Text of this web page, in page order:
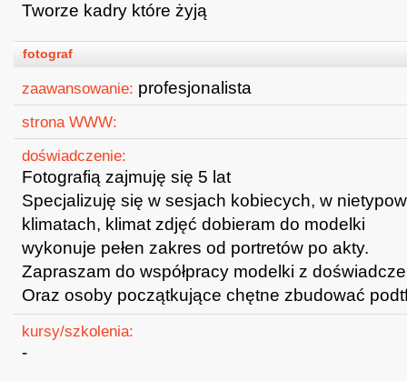
Tworze kadry które żyją
fotograf
zaawansowanie: profesjonalista
strona WWW:
doświadczenie:
Fotografią zajmuję się 5 lat
Specjalizuję się w sesjach kobiecych, w
klimatach, klimat zdjęć dobieram do modelki
wykonuje pełen zakres od portretów po akty.
Zapraszam do współpracy modelki z
Oraz osoby początkujące chętne zbudować
kursy/szkolenia:
-